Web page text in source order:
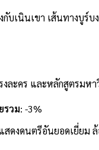
กับเนินเขา เส้นทางบู
งละคร และหลักสูตรมห
รวม: -3%
ดงดนตรีอันยอดเยี่ยม